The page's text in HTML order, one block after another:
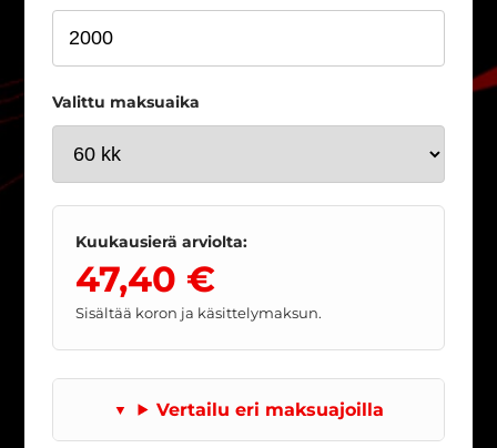
Valittu maksuaika
Kuukausierä arviolta:
47,40 €
Sisältää koron ja käsittelymaksun.
Vertailu eri maksuajoilla